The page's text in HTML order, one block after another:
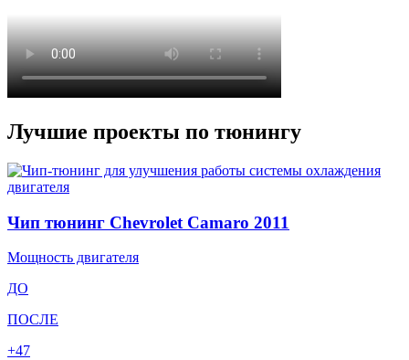
Лучшие проекты по тюнингу
Чип тюнинг Chevrolet Camaro 2011
Мощность двигателя
ДО
ПОСЛЕ
+47